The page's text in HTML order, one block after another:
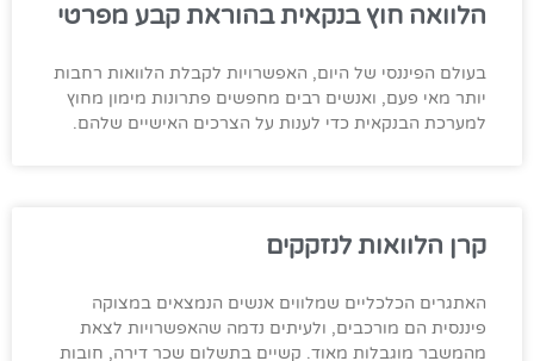
הלוואה חוץ בנקאית בהוראת קבע מפרטי
בעולם הפיננסי של היום, האפשרויות לקבלת הלוואות רחבות
יותר מאי פעם, ואנשים רבים מחפשים פתרונות מימון מחוץ
למערכת הבנקאית כדי לענות על הצרכים האישיים שלהם.
קרן הלוואות לנזקקים
האתגרים הכלכליים שמלווים אנשים הנמצאים במצוקה
פיננסית הם מורכבים, ולעיתים נדמה שהאפשרויות לצאת
מהמשבר מוגבלות מאוד. קשיים בתשלום שכר דירה, חובות